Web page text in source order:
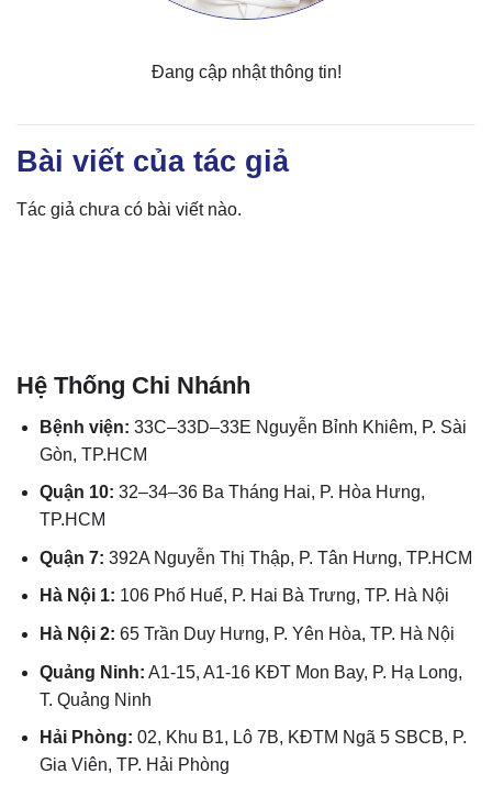
Đang cập nhật thông tin!
Bài viết của tác giả
Tác giả chưa có bài viết nào.
Hệ Thống Chi Nhánh
Bệnh viện: 33C–33D–33E Nguyễn Bỉnh Khiêm, P. Sài
Gòn, TP.HCM
Quận 10: 32–34–36 Ba Tháng Hai, P. Hòa Hưng,
TP.HCM
Quận 7: 392A Nguyễn Thị Thập, P. Tân Hưng, TP.HCM
Hà Nội 1: 106 Phố Huế, P. Hai Bà Trưng, TP. Hà Nội
Hà Nội 2: 65 Trần Duy Hưng, P. Yên Hòa, TP. Hà Nội
Quảng Ninh: A1-15, A1-16 KĐT Mon Bay, P. Hạ Long,
T. Quảng Ninh
Hải Phòng: 02, Khu B1, Lô 7B, KĐTM Ngã 5 SBCB, P.
Gia Viên, TP. Hải Phòng